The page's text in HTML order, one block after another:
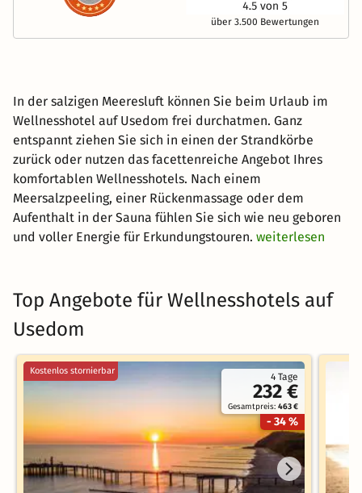
über 3.500 Bewertungen
In der salzigen Meeresluft können Sie beim Urlaub im
Wellnesshotel auf Usedom frei durchatmen. Ganz
entspannt ziehen Sie sich in einen der Strandkörbe
zurück oder nutzen das facettenreiche Angebot Ihres
komfortablen Wellnesshotels. Nach einem
Meersalzpeeling, einer Rückenmassage oder dem
Aufenthalt in der Sauna fühlen Sie sich wie neu geboren
und voller Energie für Erkundungstouren. weiterlesen
Top Angebote für Wellnesshotels auf
Usedom
4 Tage
232 €
Gesamtpreis:463 €
- 34 %
Kostenlos stornierbar